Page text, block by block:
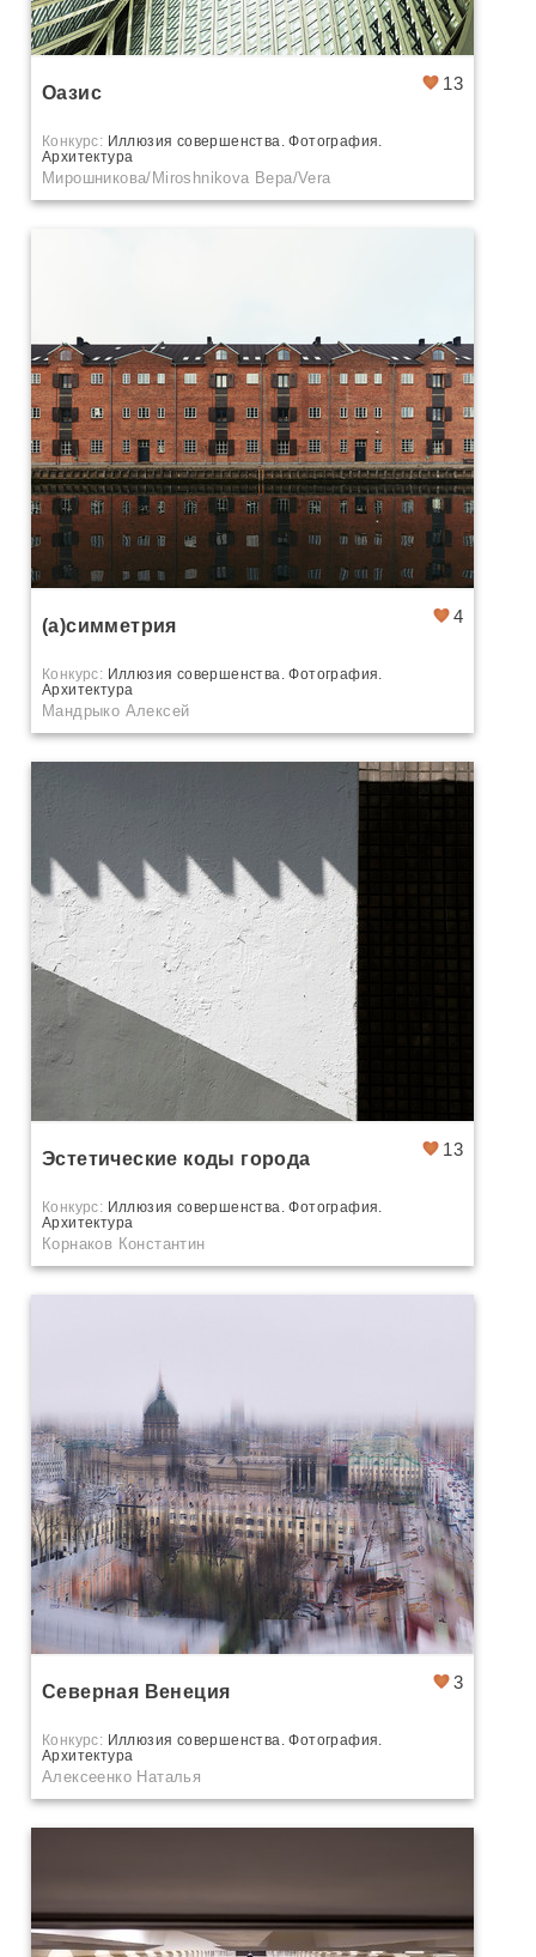
13
Оазис
Конкурс: Иллюзия совершенства. Фотография.
Архитектура
Мирошникова/Miroshnikova Вера/Vera
4
(а)симметрия
Конкурс: Иллюзия совершенства. Фотография.
Архитектура
Мандрыко Алексей
13
Эстетические коды города
Конкурс: Иллюзия совершенства. Фотография.
Архитектура
Корнаков Константин
3
Северная Венеция
Конкурс: Иллюзия совершенства. Фотография.
Архитектура
Алексеенко Наталья